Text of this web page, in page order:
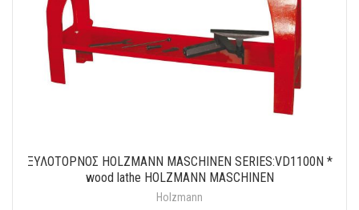
ΞΥΛΟΤΟΡΝΟΣ HOLZMANN MASCHINEN SERIES:VD1100N *
wood lathe HOLZMANN MASCHINEN
Holzmann